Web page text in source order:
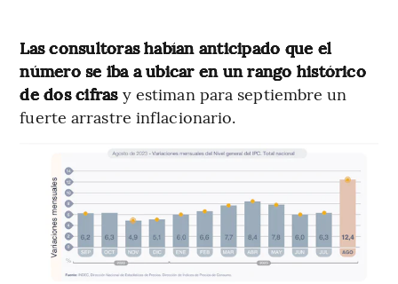
Las consultoras habían anticipado que el
número se iba a ubicar en un rango histórico
de dos cifras y estiman para septiembre un
fuerte arrastre inflacionario.